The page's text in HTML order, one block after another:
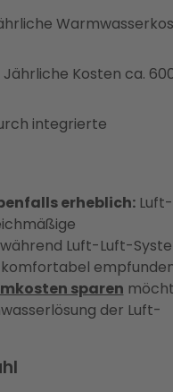
Jährliche Kosten ca.
integrierte
erheblich:Luft-
Luft-Luft-
sparen
der Luft-